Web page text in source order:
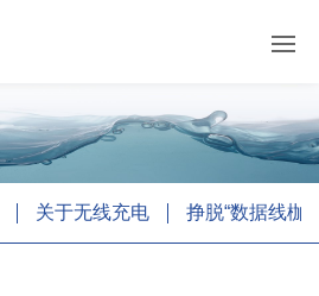
关于无线充电 挣脱“数据线枷